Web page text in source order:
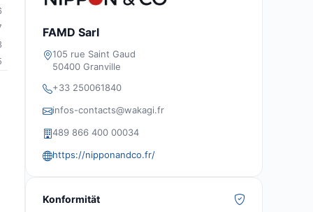
FAMD Sarl
105 rue Saint Gaud
50400 Granville
+33 250061840
infos-contacts@wakagi.fr
489 866 400 00034
https://nipponandco.fr/
Konformität